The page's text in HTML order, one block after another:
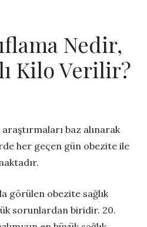
Nedir,
Kilo Verilir?
baz alınarak
her geçen gün obezite ile
görülen obezite sağlık
sorunlardan biridir. 20.